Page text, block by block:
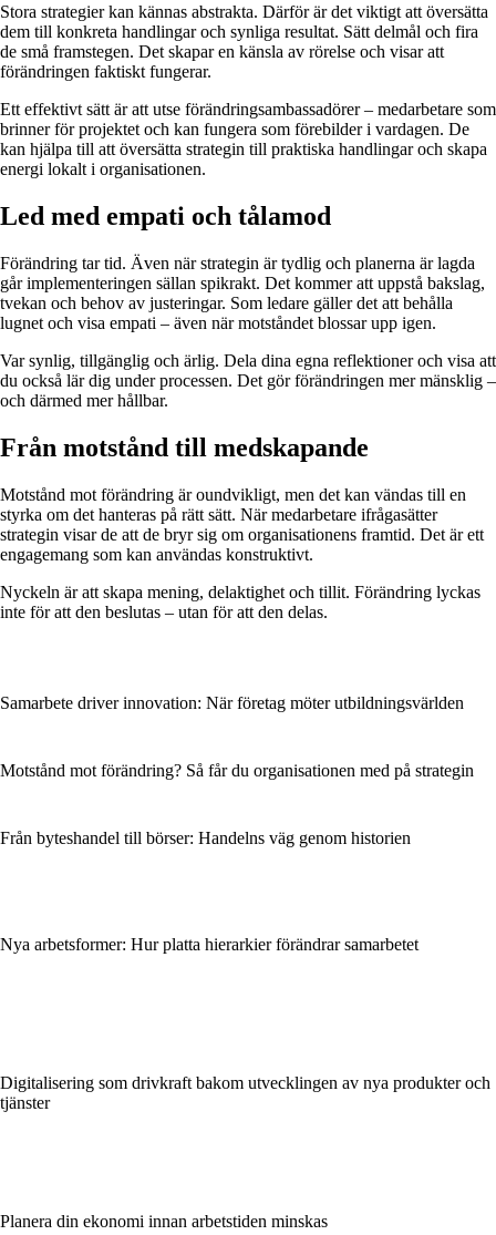
Stora strategier kan kännas abstrakta. Därför är det viktigt att översätta
dem till konkreta handlingar och synliga resultat. Sätt delmål och fira
de små framstegen. Det skapar en känsla av rörelse och visar att
förändringen faktiskt fungerar.
Ett effektivt sätt är att utse förändringsambassadörer – medarbetare som
brinner för projektet och kan fungera som förebilder i vardagen. De
kan hjälpa till att översätta strategin till praktiska handlingar och skapa
energi lokalt i organisationen.
Led med empati och tålamod
Förändring tar tid. Även när strategin är tydlig och planerna är lagda
går implementeringen sällan spikrakt. Det kommer att uppstå bakslag,
tvekan och behov av justeringar. Som ledare gäller det att behålla
lugnet och visa empati – även när motståndet blossar upp igen.
Var synlig, tillgänglig och ärlig. Dela dina egna reflektioner och visa att
du också lär dig under processen. Det gör förändringen mer mänsklig –
och därmed mer hållbar.
Från motstånd till medskapande
Motstånd mot förändring är oundvikligt, men det kan vändas till en
styrka om det hanteras på rätt sätt. När medarbetare ifrågasätter
strategin visar de att de bryr sig om organisationens framtid. Det är ett
engagemang som kan användas konstruktivt.
Nyckeln är att skapa mening, delaktighet och tillit. Förändring lyckas
inte för att den beslutas – utan för att den delas.
Samarbete driver innovation: När företag möter utbildningsvärlden
Motstånd mot förändring? Så får du organisationen med på strategin
Från byteshandel till börser: Handelns väg genom historien
Nya arbetsformer: Hur platta hierarkier förändrar samarbetet
Digitalisering som drivkraft bakom utvecklingen av nya produkter och
tjänster
Planera din ekonomi innan arbetstiden minskas